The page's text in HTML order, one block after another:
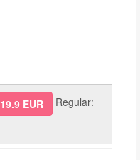
19.9 EUR
Regular: